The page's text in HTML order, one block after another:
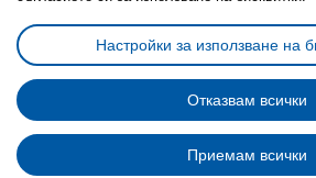
Избор на настройки за
Условия за ползване на ikea.bgОбща
Политика за защита на личните
Общи условия на програма
Политика за защита на лични данни на
Настройки за използване на
Отказвам всички
Приемам всички